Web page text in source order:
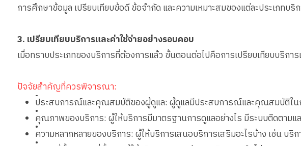
การศึกษาข้อมูล เปรียบเทียบข้อดี ข้อจำกัด และความเหมาะสมของแต่ละประเภท
3. เปรียบเทียบบริการและค่าใช้จ่ายอย่างรอบคอบ
เมื่อทราบประเภทของบริการที่ต้องการแล้ว ขั้นตอนต่อไปคือการเปรียบเทียบบริกา
ปัจจัยสำคัญที่ควรพิจารณา:
•
ประสบการณ์และคุณสมบัติของผู้ดูแล: ผู้ดูแลมีประสบการณ์และคุณสมบัติใน
•
คุณภาพของบริการ: ผู้ให้บริการมีมาตรฐานการดูแลอย่างไร มีระบบติดตาม
•
ความหลากหลายของบริการ: ผู้ให้บริการเสนอบริการเสริมอะไรบ้าง เช่น บ
•